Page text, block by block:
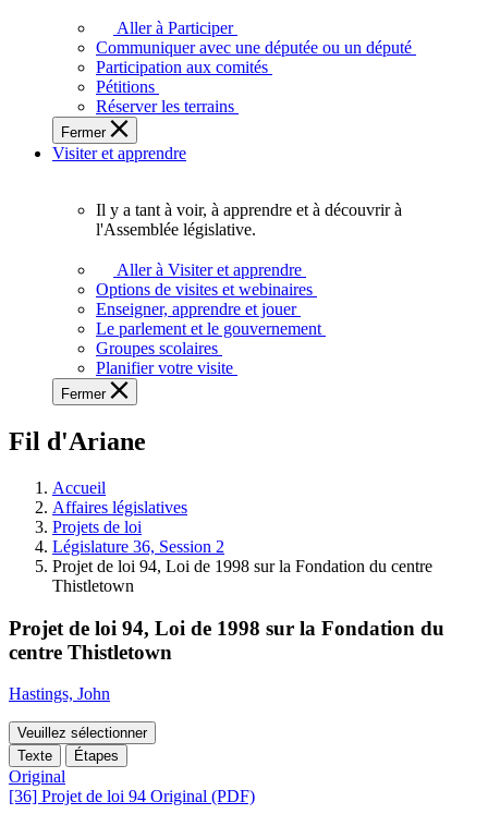
plein
potentiel,
l'Assemblée
a
besoin
de
Aller à Participer
Communiquer avec une députée ou un député
Participation aux comités
Pétitions
Réserver les terrains
Fermer
Visiter et apprendre
voir,
apprendre
et
à
à
législative.
Il y a tant à voir, à apprendre et à découvrir à
l'Assemblée législative.
Aller à Visiter et apprendre
Options de visites et webinaires
Enseigner, apprendre et jouer
Le parlement et le gouvernement
Groupes scolaires
Planifier votre visite
Fermer
Fil d'Ariane
Accueil
Affaires législatives
Projets de loi
Législature 36, Session 2
Projet de loi 94, Loi de 1998 sur la Fondation du centre
Thistletown
Projet de loi 94, Loi de 1998 sur la Fondation du
centre Thistletown
Hastings, John
Veuillez sélectionner
Texte
Étapes
Original
[36] Projet de loi 94 Original (PDF)